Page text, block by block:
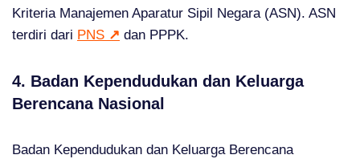
Kriteria Manajemen Aparatur Sipil Negara (ASN). ASN
terdiri dari PNS ↗ dan PPPK.
4. Badan Kependudukan dan Keluarga
Berencana Nasional
Badan Kependudukan dan Keluarga Berencana